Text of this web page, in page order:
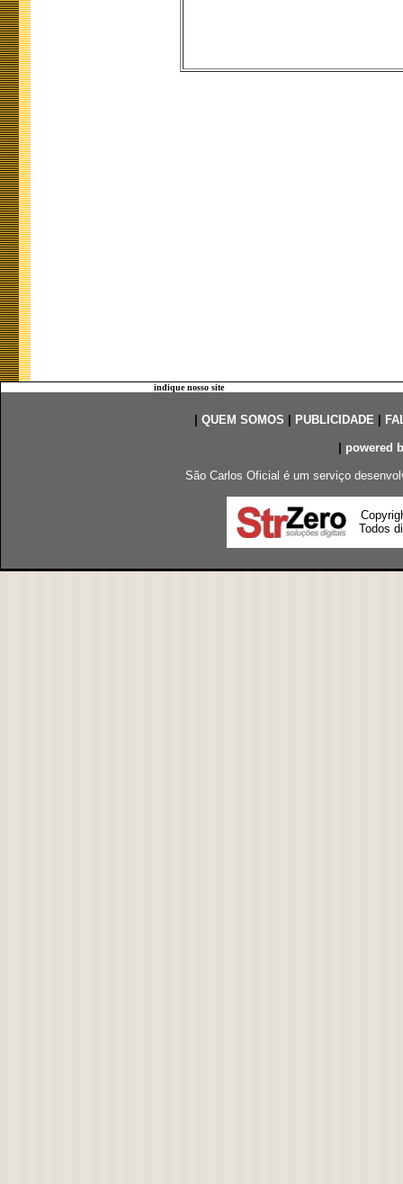
indique nosso site
QUEM SOMOS PUBLICIDADE|
powered
São Carlos Oficial é um serviço
Todos